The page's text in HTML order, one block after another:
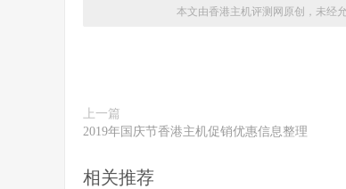
本文由香港主机评测网原创，未经
上一篇
2019年国庆节香港主机促销优惠信息整理
相关推荐